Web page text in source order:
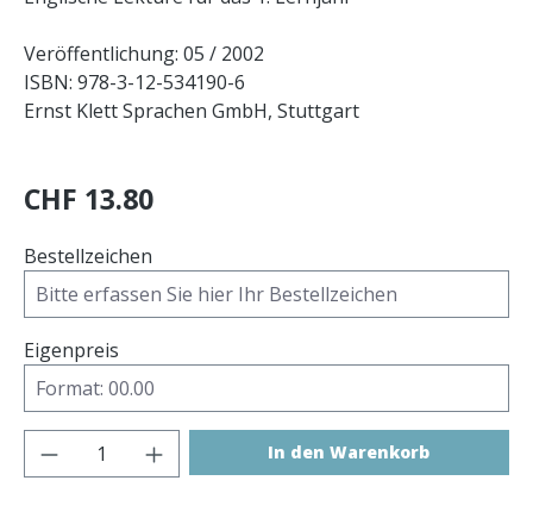
Veröffentlichung: 05 / 2002
ISBN: 978-3-12-534190-6
Ernst Klett Sprachen GmbH, Stuttgart
CHF 13.80
Bestellzeichen
Eigenpreis
Produkt Anzahl: Gib den gewünschten
In den Warenkorb